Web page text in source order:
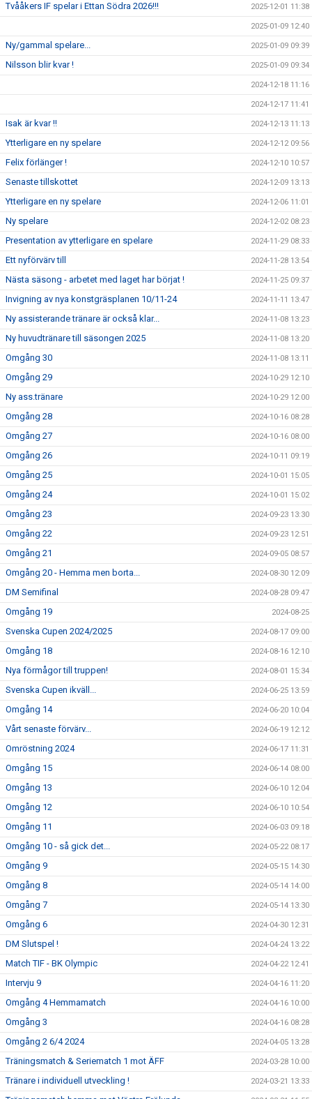
Tvååkers IF spelar i Ettan Södra 2026!!! 2025-12-01 11:38
2025-01-09 12:40
Ny/gammal spelare... 2025-01-09 09:39
Nilsson blir kvar ! 2025-01-09 09:34
2024-12-18 11:16
2024-12-17 11:41
Isak är kvar !! 2024-12-13 11:13
Ytterligare en ny spelare 2024-12-12 09:56
Felix förlänger ! 2024-12-10 10:57
Senaste tillskottet 2024-12-09 13:13
Ytterligare en ny spelare 2024-12-06 11:01
Ny spelare 2024-12-02 08:23
Presentation av ytterligare en spelare 2024-11-29 08:33
Ett nyförvärv till 2024-11-28 13:54
Nästa säsong - arbetet med laget har börjat ! 2024-11-25 09:37
Invigning av nya konstgräsplanen 10/11-24 2024-11-11 13:47
Ny assisterande tränare är också klar... 2024-11-08 13:23
Ny huvudtränare till säsongen 2025 2024-11-08 13:20
Omgång 30 2024-11-08 13:11
Omgång 29 2024-10-29 12:10
Ny ass.tränare 2024-10-29 12:00
Omgång 28 2024-10-16 08:28
Omgång 27 2024-10-16 08:00
Omgång 26 2024-10-11 09:19
Omgång 25 2024-10-01 15:05
Omgång 24 2024-10-01 15:02
Omgång 23 2024-09-23 13:30
Omgång 22 2024-09-23 12:51
Omgång 21 2024-09-05 08:57
Omgång 20 - Hemma men borta... 2024-08-30 12:09
DM Semifinal 2024-08-28 09:47
Omgång 19 2024-08-25
Svenska Cupen 2024/2025 2024-08-17 09:00
Omgång 18 2024-08-16 12:10
Nya förmågor till truppen! 2024-08-01 15:34
Svenska Cupen ikväll... 2024-06-25 13:59
Omgång 14 2024-06-20 10:04
Vårt senaste förvärv... 2024-06-19 12:12
Omröstning 2024 2024-06-17 11:31
Omgång 15 2024-06-14 08:00
Omgång 13 2024-06-10 12:04
Omgång 12 2024-06-10 10:54
Omgång 11 2024-06-03 09:18
Omgång 10 - så gick det... 2024-05-22 08:17
Omgång 9 2024-05-15 14:30
Omgång 8 2024-05-14 14:00
Omgång 7 2024-05-14 13:30
Omgång 6 2024-04-30 12:31
DM Slutspel ! 2024-04-24 13:22
Match TIF - BK Olympic 2024-04-22 12:41
Intervju 9 2024-04-16 11:20
Omgång 4 Hemmamatch 2024-04-16 10:00
Omgång 3 2024-04-16 08:28
Omgång 2 6/4 2024 2024-04-05 13:28
Träningsmatch & Seriematch 1 mot ÄFF 2024-03-28 10:00
Tränare i individuell utveckling ! 2024-03-21 13:33